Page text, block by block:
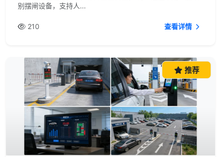
别摆闸设备，支持人...
210 查看详情
推荐